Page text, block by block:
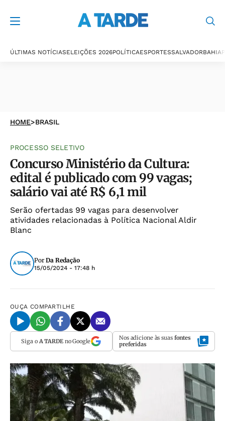
ÚLTIMAS NOTÍCIASELEIÇÕES 2026POLÍTICAESPORTESSALVADORBAHIA
HOME>BRASIL
PROCESSO SELETIVO
Concurso Ministério da Cultura:
edital é publicado com 99 vagas;
salário vai até R$ 6,1 mil
Serão ofertadas 99 vagas para desenvolver
atividades relacionadas à Política Nacional Aldir
Blanc
Por Da Redação
15/05/2024 - 17:48 h
OUÇA COMPARTILHE
Siga o A TARDEno Google Nos adicione às suas fontes
preferidas